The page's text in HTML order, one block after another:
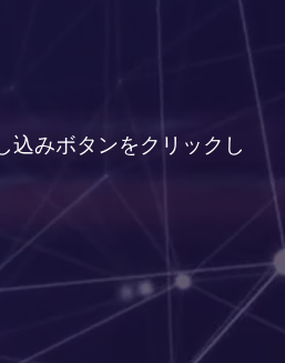
込みボタンをクリックし